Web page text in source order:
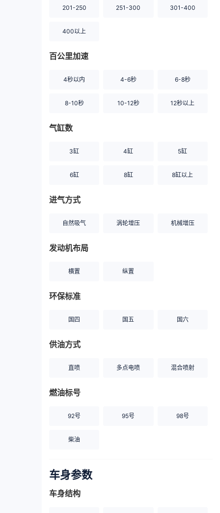
201-250 251-300 301-400
400以上
百公里加速
4秒以内 4-6秒 6-8秒
8-10秒 10-12秒 12秒以上
气缸数
3缸 4缸 5缸
6缸 8缸 8缸以上
进气方式
自然吸气 涡轮增压 机械增压
发动机布局
横置 纵置
环保标准
国四 国五 国六
供油方式
直喷 多点电喷 混合喷射
燃油标号
92号 95号 98号
柴油
车身参数
车身结构